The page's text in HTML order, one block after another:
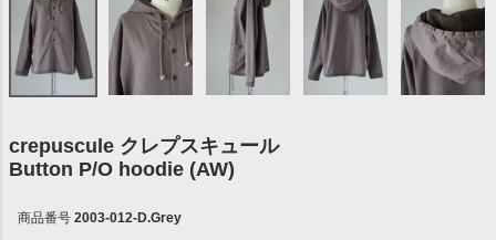
crepuscule クレプスキュール
Button P/O hoodie (AW)
商品番号 2003-012-D.Grey